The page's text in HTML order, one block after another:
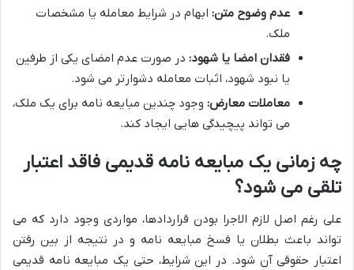
عدم وضوح متن: ابهام در شرایط معامله یا مشخصات
ملک.
فقدان امضا یا شهود: در صورت عدم امضای یکی از طرفین
یا نبود شهود، اثبات معامله دشوارتر می شود.
معاملات معارض: وجود چندین مبایعه نامه برای یک ملک،
می تواند پیچیدگی هایی ایجاد کند.
چه زمانی یک مبایعه نامه قدیمی فاقد اعتبار
تلقی می شود؟
علی رغم اصل لازم الاجرا بودن قراردادها، مواردی وجود دارد که می
تواند باعث بطلان یا فسخ مبایعه نامه و در نتیجه از بین رفتن
اعتبار حقوقی آن شود. در این شرایط، حتی یک مبایعه نامه قدیمی